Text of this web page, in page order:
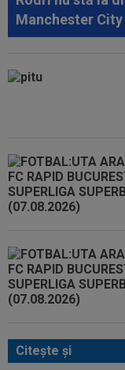
Manchester
Citeşte şi